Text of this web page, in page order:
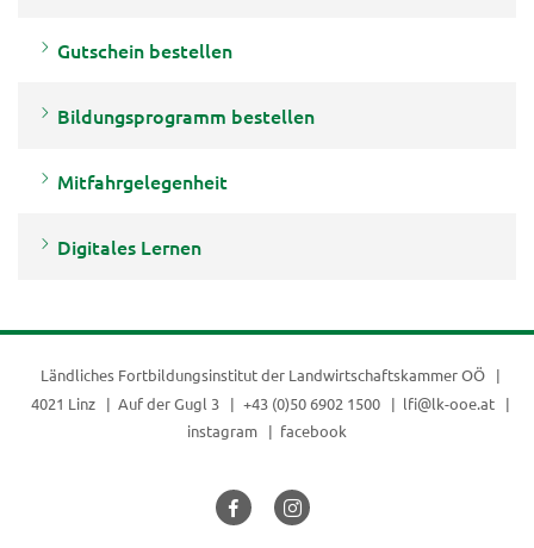
Gutschein bestellen
Bildungsprogramm bestellen
Mitfahrgelegenheit
Digitales Lernen
Ländliches Fortbildungsinstitut der Landwirtschaftskammer OÖ
4021 Linz
Auf der Gugl 3 +43 (0)50 6902 1500
lfi@lk-ooe.at
instagram
facebook